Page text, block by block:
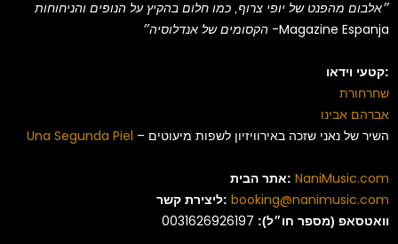
״אלבום מהפנט של יופי צרוף, כמו חלום בהקיץ על הנופים והניחוחות
הקסומים של אנדלוסיה״ -Magazine Espanja
קטעי וידאו:
שחרחורת
אברהם אבינו
Una Segunda Piel
– השיר של נאני שזכה באירוויזיון לשפות מיעוטים
אתר הבית: NaniMusic.com
ליצירת קשר: booking@nanimusic.com
וואטסאפ (מספר חו״ל):